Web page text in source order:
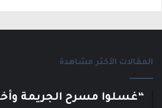
المقالات الأكثر مشاهدة
“غسلوا مسرح الجريمة